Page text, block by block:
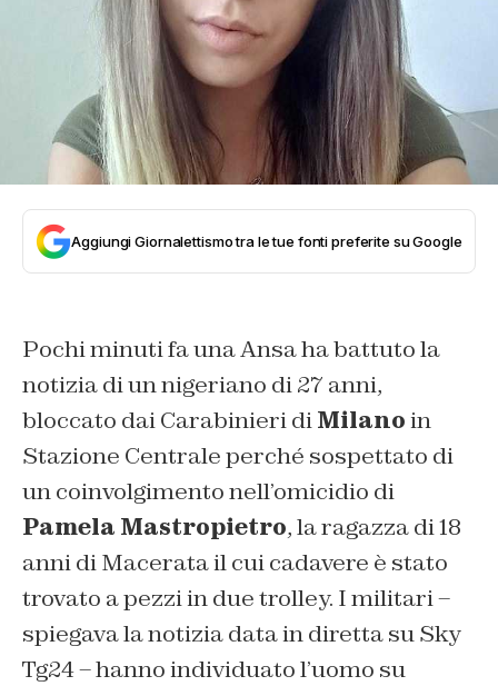
Aggiungi Giornalettismo tra le tue fonti preferite su Google
Pochi minuti fa una Ansa ha battuto la
notizia di un nigeriano di 27 anni,
bloccato dai Carabinieri diMilanoin
Stazione Centrale perché sospettato di
un coinvolgimento nell’omicidio di
Pamela Mastropietro, la ragazza di 18
anni di Macerata il cui cadavere è stato
trovato a pezzi in due trolley. I militari –
spiegava la notizia data in diretta su Sky
Tg24 – hanno individuato l’uomo su